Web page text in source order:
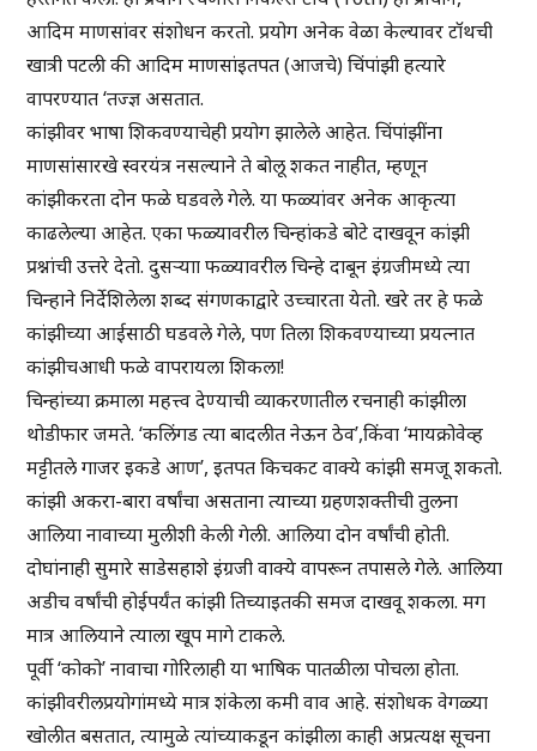
आदिम माणसांवर संशोधन करतो. प्रयोग अनेक वेळा केल्यावर टॉथची
खात्री पटली की आदिम माणसांइतपत (आजचे) चिंपांझी हत्यारे
वापरण्यात ‘तज्ज्ञ असतात.
कांझीवर भाषा शिकवण्याचेही प्रयोग झालेले आहेत. चिंपांझींना
माणसांसारखे स्वरयंत्र नसल्याने ते बोलू शकत नाहीत, म्हणून
कांझीकरता दोन फळे घडवले गेले. या फळ्यांवर अनेक आकृत्या
काढलेल्या आहेत. एका फळ्यावरील चिन्हांकडे बोटे दाखवून कांझी
प्रश्नांची उत्तरे देतो. दुसऱ्याा फळ्यावरील चिन्हे दाबून इंग्रजीमध्ये त्या
चिन्हाने निर्देशिलेला शब्द संगणकाद्वारे उच्चारता येतो. खरे तर हे फळे
कांझीच्या आईसाठी घडवले गेले, पण तिला शिकवण्याच्या प्रयत्नात
कांझीचआधी फळे वापरायला शिकला!
चिन्हांच्या क्रमाला महत्त्व देण्याची व्याकरणातील रचनाही कांझीला
थोडीफार जमते. ‘कलिंगड त्या बादलीत नेऊन ठेव’,किंवा ‘मायक्रोवेव्ह
मट्टीतले गाजर इकडे आण’, इतपत किचकट वाक्ये कांझी समजू शकतो.
कांझी अकरा-बारा वर्षांचा असताना त्याच्या ग्रहणशक्तीची तुलना
आलिया नावाच्या मुलीशी केली गेली. आलिया दोन वर्षांची होती.
दोघांनाही सुमारे साडेसहाशे इंग्रजी वाक्ये वापरून तपासले गेले. आलिया
अडीच वर्षांची होईपर्यंत कांझी तिच्याइतकी समज दाखवू शकला. मग
मात्र आलियाने त्याला खूप मागे टाकले.
पूर्वी ‘कोको’ नावाचा गोरिलाही या भाषिक पातळीला पोचला होता.
कांझीवरीलप्रयोगांमध्ये मात्र शंकेला कमी वाव आहे. संशोधक वेगळ्या
खोलीत बसतात, त्यामुळे त्यांच्याकडून कांझीला काही अप्रत्यक्ष सूचना